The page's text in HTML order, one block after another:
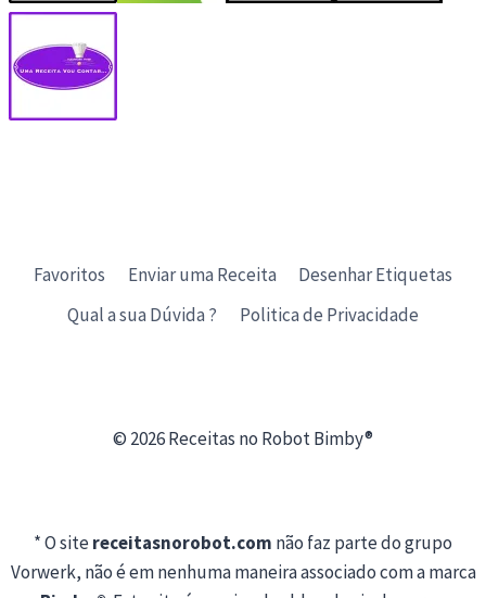
Favoritos Enviar uma Receita
Desenhar Etiquetas
Qual a sua Dúvida ?
Politica de Privacidade
© 2026 Receitas no Robot Bimby®
* O sitereceitasnorobot.com não faz parte do grupo
Vorwerk, não é em nenhuma maneira associado com a marca